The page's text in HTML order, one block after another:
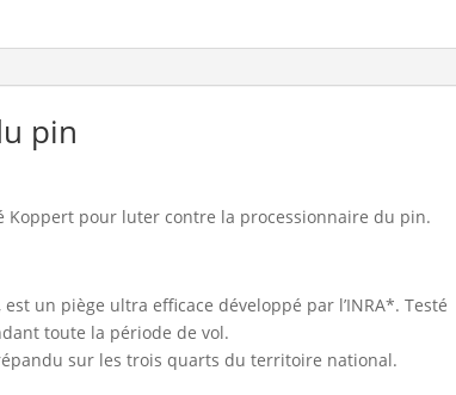
pin
Koppert pour luter contre la processionnaire du pin.
est un piège ultra efficace développé par l’INRA*. Testé
toute la période de vol.
sur les trois quarts du territoire national.